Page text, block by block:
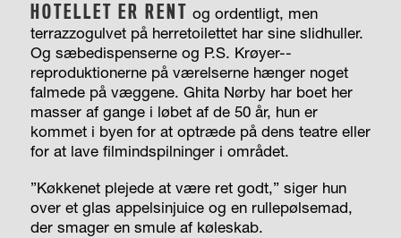
HOTELLET ER RENT og ordentligt, men
terrazzogulvet på herretoilettet har sine slidhuller.
Og sæbedispenserne og P.S. Krøyer-­
reproduktionerne på værelserne hænger noget
falmede på væggene. Ghita Nørby har boet her
masser af gange i løbet af de 50 år, hun er
kommet i byen for at optræde på dens teatre eller
for at lave filmindspilninger i området.
”Køkkenet plejede at være ret godt,” siger hun
over et glas appelsinjuice og en rullepølsemad,
der smager en smule af køleskab.